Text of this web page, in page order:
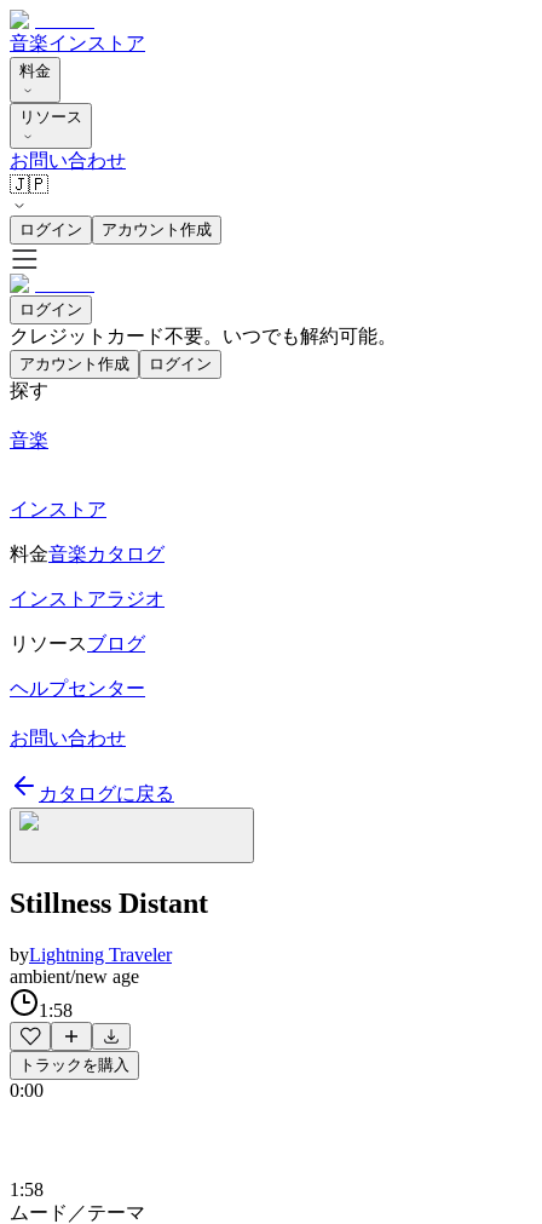
音楽インストア
料金
リソース
お問い合わせ
🇯🇵
ログイン アカウント作成
ログイン
クレジットカード不要。いつでも解約可能。
アカウント作成 ログイン
探す
音楽
インストア
料金音楽カタログ
インストアラジオ
リソースブログ
ヘルプセンター
お問い合わせ
カタログに戻る
Stillness Distant
byLightning Traveler
ambient/new age
1:58
トラックを購入
0:00
1:58
ムード／テーマ